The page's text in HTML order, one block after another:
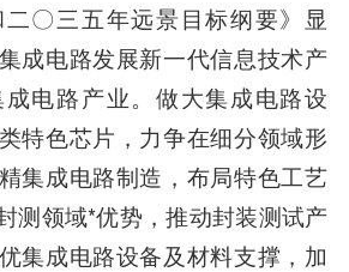
〇三五年远景目标纲要》显
成电路发展新一代信息技术产
电路产业。做大集成电路设
特色芯片，力争在细分领域形
集成电路制造，布局特色工艺
测领域*优势，推动封装测试产
集成电路设备及材料支撑，加